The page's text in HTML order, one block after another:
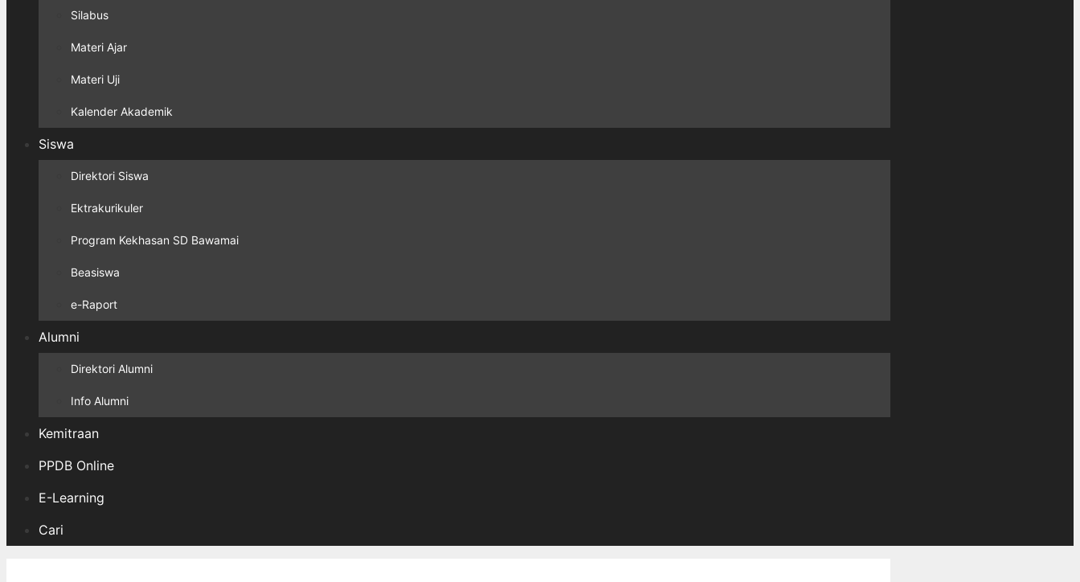
Silabus
Materi Ajar
Materi Uji
Kalender Akademik
Siswa
Direktori Siswa
Ektrakurikuler
Program Kekhasan SD Bawamai
Beasiswa
e-Raport
Alumni
Direktori Alumni
Info Alumni
Kemitraan
PPDB Online
E-Learning
Cari